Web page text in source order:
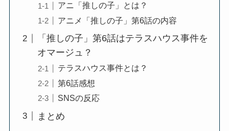
アニ「推しの子」とは？
アニメ「推しの子」第6話の内容
「推しの子」第6話はテラスハウス事件を
オマージュ？
テラスハウス事件とは？
第6話感想
SNSの反応
まとめ